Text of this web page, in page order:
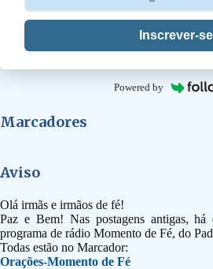
Inscrever-se
Powered by
Marcadores
Aviso
Olá irmãs e irmãos de fé!
Paz e Bem! Nas postagens antigas, há
programa de rádio Momento de Fé, do
Todas estão no Marcador:
Orações-Momento de Fé